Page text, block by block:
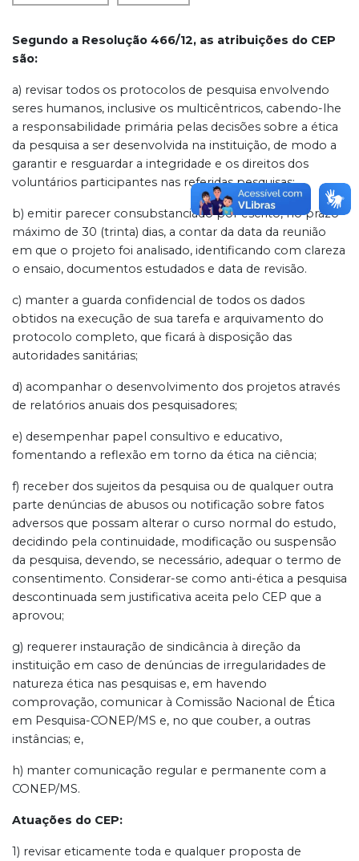
Segundo a Resolução 466/12, as atribuições do CEP
são:
a) revisar todos os protocolos de pesquisa envolvendo
seres humanos, inclusive os multicêntricos, cabendo-lhe
a responsabilidade primária pelas decisões sobre a ética
da pesquisa a ser desenvolvida na instituição, de modo a
garantir e resguardar a integridade e os direitos dos
voluntários participantes nas referidas pesquisas;
b) emitir parecer consubstanciado por escrito, no prazo
máximo de 30 (trinta) dias, a contar da data da reunião
em que o projeto foi analisado, identificando com clareza
o ensaio, documentos estudados e data de revisão.
c) manter a guarda confidencial de todos os dados
obtidos na execução de sua tarefa e arquivamento do
protocolo completo, que ficará à disposição das
autoridades sanitárias;
d) acompanhar o desenvolvimento dos projetos através
de relatórios anuais dos pesquisadores;
e) desempenhar papel consultivo e educativo,
fomentando a reflexão em torno da ética na ciência;
f) receber dos sujeitos da pesquisa ou de qualquer outra
parte denúncias de abusos ou notificação sobre fatos
adversos que possam alterar o curso normal do estudo,
decidindo pela continuidade, modificação ou suspensão
da pesquisa, devendo, se necessário, adequar o termo de
consentimento. Considerar-se como anti-ética a pesquisa
descontinuada sem justificativa aceita pelo CEP que a
aprovou;
g) requerer instauração de sindicância à direção da
instituição em caso de denúncias de irregularidades de
natureza ética nas pesquisas e, em havendo
comprovação, comunicar à Comissão Nacional de Ética
em Pesquisa-CONEP/MS e, no que couber, a outras
instâncias; e,
h) manter comunicação regular e permanente com a
CONEP/MS.
Atuações do CEP:
1) revisar eticamente toda e qualquer proposta de